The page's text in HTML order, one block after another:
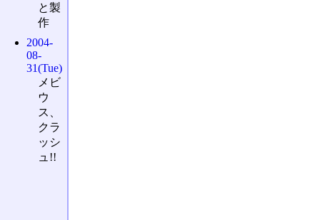
と製
作
2004-
08-
31(Tue)
メビ
ウ
ス、
クラ
ッシ
ュ!!